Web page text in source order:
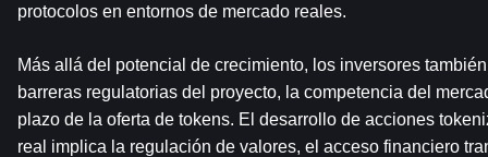
protocolos en entornos de mercado reales.
Más allá del potencial de crecimiento, los inversores
barreras regulatorias del proyecto, la competencia del
plazo de la oferta de tokens. El desarrollo de acciones
real implica la regulación de valores, el acceso financiero